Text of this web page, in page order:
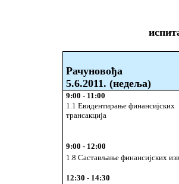
Рачуновођа
5.6.2011. (недеља)
9:00 - 11:00
1.1 Евидентирање финансијских
трансакција
9:00 - 12:00
1.8 Састављање финансијских
12:30 - 14:30